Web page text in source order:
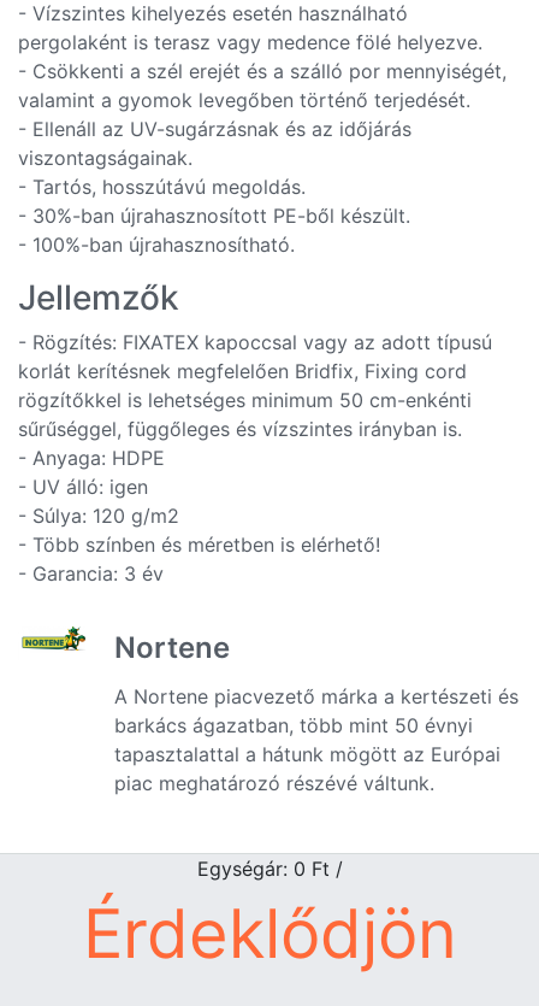
- Vízszintes kihelyezés esetén használható
pergolaként is terasz vagy medence fölé helyezve.
- Csökkenti a szél erejét és a szálló por mennyiségét,
valamint a gyomok levegőben történő terjedését.
- Ellenáll az UV-sugárzásnak és az időjárás
viszontagságainak.
- Tartós, hosszútávú megoldás.
- 30%-ban újrahasznosított PE-ből készült.
- 100%-ban újrahasznosítható.
Jellemzők
- Rögzítés: FIXATEX kapoccsal vagy az adott típusú
korlát kerítésnek megfelelően Bridfix, Fixing cord
rögzítőkkel is lehetséges minimum 50 cm-enkénti
sűrűséggel, függőleges és vízszintes irányban is.
- Anyaga: HDPE
- UV álló: igen
- Súlya: 120 g/m2
- Több színben és méretben is elérhető!
- Garancia: 3 év
Nortene
A Nortene piacvezető márka a kertészeti és
barkács ágazatban, több mint 50 évnyi
tapasztalattal a hátunk mögött az Európai
piac meghatározó részévé váltunk.
Egységár: 0 Ft /
Érdeklődjön